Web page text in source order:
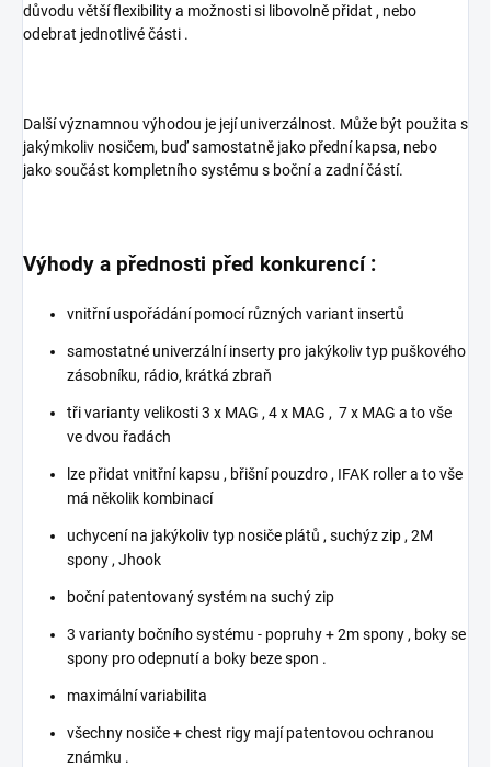
důvodu větší flexibility a možnosti si libovolně přidat , nebo
odebrat jednotlivé části .
Další významnou výhodou je její univerzálnost. Může být použita s
jakýmkoliv nosičem, buď samostatně jako přední kapsa, nebo
jako součást kompletního systému s boční a zadní částí.
Výhody a přednosti před konkurencí :
vnitřní uspořádání pomocí různých variant insertů
samostatné univerzální inserty pro jakýkoliv typ puškového
zásobníku, rádio, krátká zbraň
tři varianty velikosti 3 x MAG , 4 x MAG , 7 x MAG a to vše
ve dvou řadách
lze přidat vnitřní kapsu , břišní pouzdro , IFAK roller a to vše
má několik kombinací
uchycení na jakýkoliv typ nosiče plátů , suchýz zip , 2M
spony , Jhook
boční patentovaný systém na suchý zip
3 varianty bočního systému - popruhy + 2m spony , boky se
spony pro odepnutí a boky beze spon .
maximální variabilita
všechny nosiče + chest rigy mají patentovou ochranou
známku .